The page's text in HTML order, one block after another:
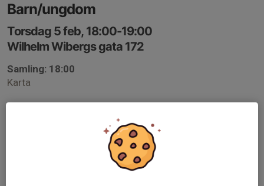
Barn/ungdom
Torsdag 5 feb, 18:00-19:00
Wilhelm Wibergs gata 172
Samling: 18:00
Karta